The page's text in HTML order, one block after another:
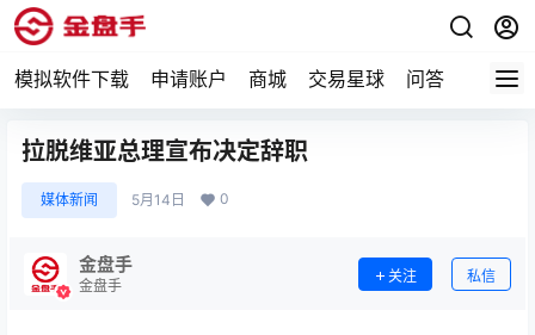
模拟软件下载 申请账户 商城 交易星球 问答 专题
拉脱维亚总理宣布决定辞职
媒体新闻 5月14日 0
金盘手
金盘手
关注 私信